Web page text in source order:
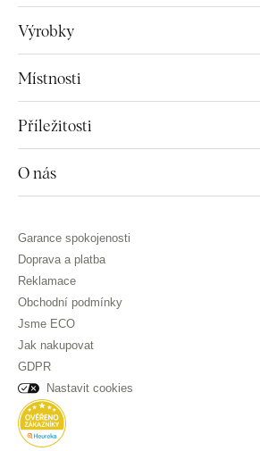
Výrobky
Místnosti
Příležitosti
O nás
Garance spokojenosti
Doprava a platba
Reklamace
Obchodní podmínky
Jsme ECO
Jak nakupovat
GDPR
Nastavit cookies